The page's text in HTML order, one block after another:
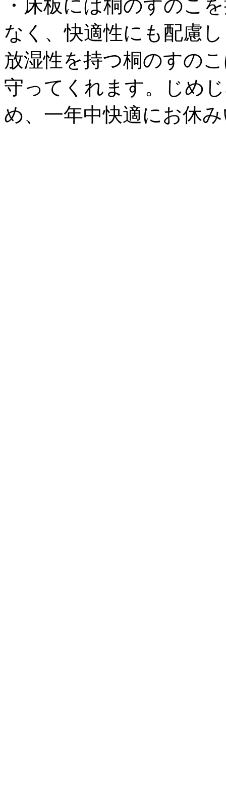
・床板には桐のすのこ
なく、快適性にも配慮
放湿性を持つ桐のすの
守ってくれます。じめ
め、一年中快適にお休